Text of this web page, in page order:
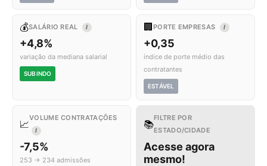
💰SALÁRIO REAL I
+4,8%
variação da mediana salarial
SUBINDO
🏢 PORTE EMPRESAS I
+0,35
índice de porte médio das
contratantes
ESTÁVEL
📈
VOLUME CONTRATAÇÕES
I
-7,5%
253 → 234 admissões
📚
FILTRE POR
ESTADO/CIDADE
Acesse agora
mesmo!